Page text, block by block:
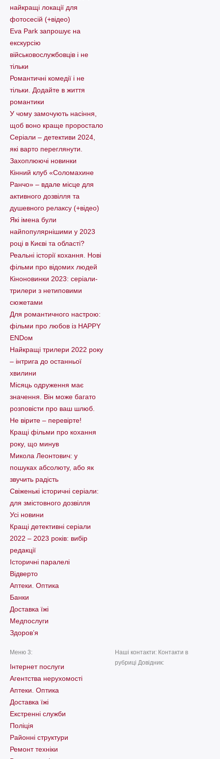
найкращі локації для
фотосесій (+відео)
Eva Park запрошує на
екскурсію
військовослужбовців і не
тільки
Романтичні комедії і не
тільки. Додайте в життя
романтики
У чому замочують насіння,
щоб воно краще проростало
Серіали – детективи 2024,
які варто пеpеглянути.
Захоплюючі новинки
Кінний клуб «Соломахине
Ранчо» – вдале місце для
активного дозвілля та
душевного релаксу (+відео)
Які імена були
найпопулярнішими у 2023
році в Києві та області?
Реальні історії кохання. Нові
фільми про відомих людей
Кіноновинки 2023: серіали-
трилери з нетиповими
сюжетами
Для романтичного настрою:
фільми про любов із HAPPY
ENDом
Найкращі трилери 2022 року
– інтрига до останньої
хвилини
Місяць одруження має
значення. Він може багато
розповісти про ваш шлюб.
Не вірите – перевірте!
Кращі фільми про кохання
року, що минув
Микола Леонтович: у
пошуках абсолюту, або як
звучить радість
Свіженькі історичні серіали:
для змістовного дозвілля
Усі новини
Кращі детективні серіали
2022 – 2023 років: вибір
редакції
Історичні паралелі
Відверто
Аптеки. Оптика
Банки
Доставка їжі
Медпослуги
Здоров’я
Меню 3:
Інтернет послуги
Агентства нерухомості
Аптеки. Оптика
Доставка їжі
Екстренні служби
Поліція
Районні структури
Ремонт техніки
Наші контакти: Контакти в
рубриці Довідник: